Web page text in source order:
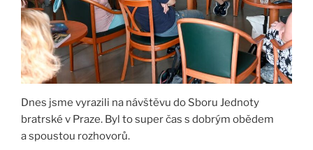
Dnes jsme vyrazili na návštěvu do Sboru Jednoty
bratrské v Praze. Byl to super čas s dobrým obědem
a spoustou rozhovorů.